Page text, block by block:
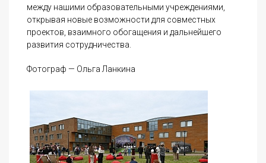
между нашими образовательными учреждениями,
открывая новые возможности для совместных
проектов, взаимного обогащения и дальнейшего
развития сотрудничества.
Фотограф — Ольга Ланкина